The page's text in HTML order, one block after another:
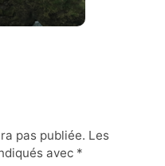
pas publiée. Les
avec *